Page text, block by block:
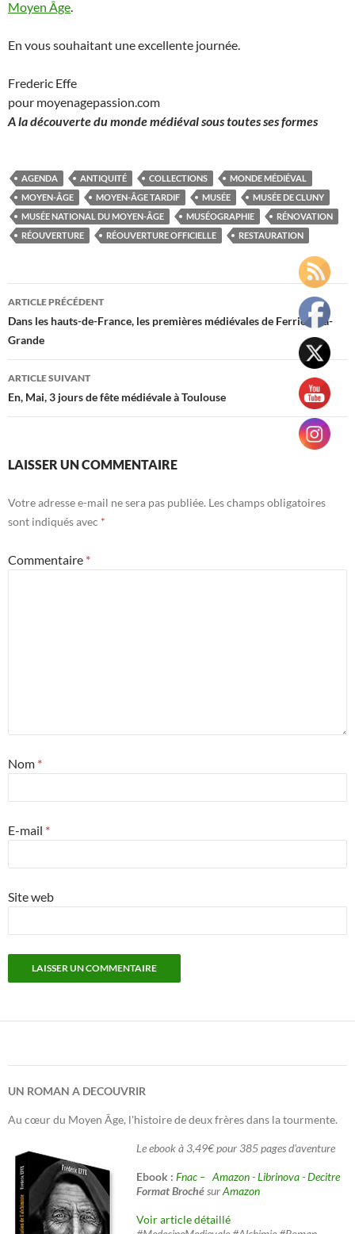
Moyen Âge
En vous souhaitant une excellente journée.
Frederic Effe
pour moyenagepassion.com
A la découverte du monde médiéval sous toutes ses formes
AGENDA ANTIQUITÉ COLLECTIONS
MONDE MÉDIÉVAL
MOYEN-ÂGE
MOYEN-ÂGE TARDIF MUSÉE
MUSÉE DE CLUNY
MUSÉE NATIONAL DU MOYEN-ÂGE
MUSÉOGRAPHIE
RÉNOVATION
RÉOUVERTURE
RÉOUVERTURE OFFICIELLE RESTAURATION
Navigation
des
articles
ARTICLE PRÉCÉDENT
Dans les hauts-de-France, les premières médiévales de Ferrière-la-
Grande
ARTICLE SUIVANT
En, Mai, 3 jours de fête médiévale à Toulouse
LAISSER UN COMMENTAIRE
Votre adresse e-mail ne sera pas publiée. Les champs obligatoires
sont indiqués avec *
Commentaire *
Nom *
E-mail *
Site web
UN ROMAN A DECOUVRIR
Au cœur du Moyen Âge, l'histoire de deux frères dans la tourmente.
Le ebook à 3,49€ pour 385 pages d'aventure
Ebook : Fnac – Amazon-Librinova-Decitre
Format BrochésurAmazon
Voir article détaillé